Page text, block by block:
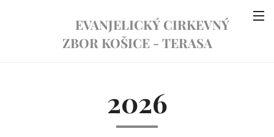
EVANJELICKÝ CIRKEVNÝ
ZBOR KOŠICE - TERASA
2026